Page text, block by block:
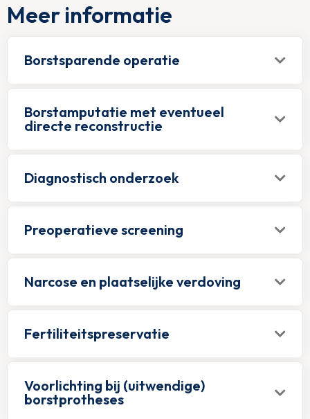
Meer informatie
Borstsparende operatie
Borstamputatie met eventueel
directe reconstructie
Diagnostisch onderzoek
Preoperatieve screening
Narcose en plaatselijke verdoving
Fertiliteitspreservatie
Voorlichting bij (uitwendige)
borstprotheses